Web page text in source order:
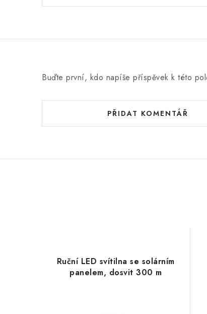
Buďte první, kdo napíše příspěvek k této
PŘIDAT KOMENTÁŘ
Ruční LED svítilna se solárním
panelem, dosvit 300 m